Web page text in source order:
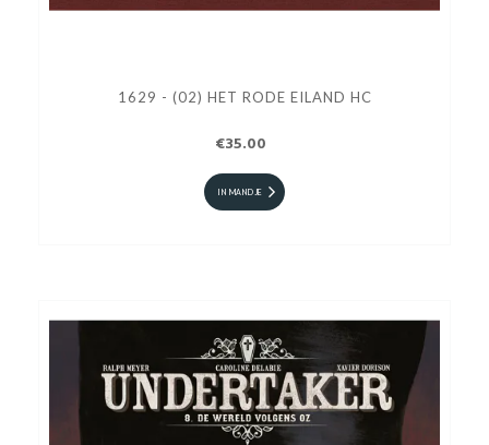
1629 - (02) HET RODE EILAND HC
€35.00
IN MANDJE